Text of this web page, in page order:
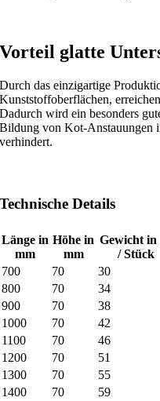
Vorteil glatte
Durch das einzigartige
Kunststoffoberflächen,
Dadurch wird ein besonders
Bildung von Kot-Anstauungen
verhindert.
Technische Details
Länge in
mm
Höhe in
mm
Gewicht in
/ Stück
700
70 30
800
70 34
900
70 38
1000
70 42
1100
70 46
1200
70 51
1300
70 55
1400
70 59